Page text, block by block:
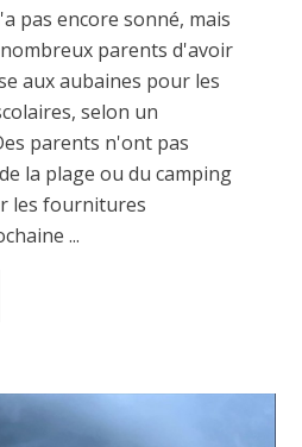
pas encore sonné, mais
parents d'avoir
aux aubaines pour les
selon un
parents n'ont pas
la plage ou du camping
les fournitures
...